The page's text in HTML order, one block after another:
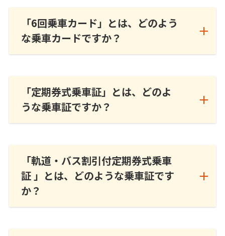
「6回乗車カード」とは、どのよう
な乗車カードですか？
「定期券式乗車証」とは、どのよ
うな乗車証ですか？
「軌道・バス割引付定期券式乗車
証 」とは、どのような乗車証です
か？